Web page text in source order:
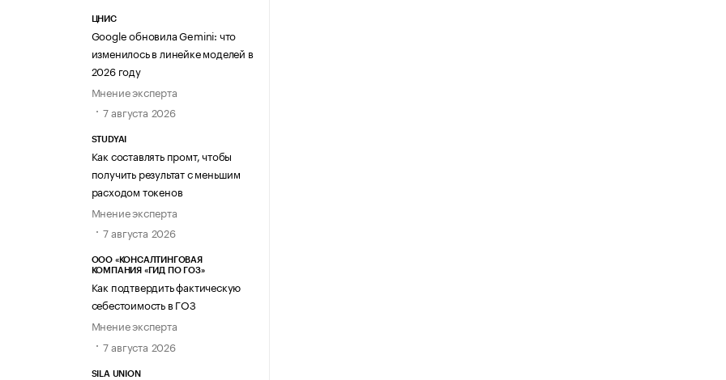
ЦНИС
Google обновила Gemini: что
изменилось в линейке моделей в
2026 году
Мнение эксперта
7 августа 2026
STUDYAI
Как составлять промт, чтобы
получить результат с меньшим
расходом токенов
Мнение эксперта
7 августа 2026
ООО «КОНСАЛТИНГОВАЯ
КОМПАНИЯ «ГИД ПО ГОЗ»
Как подтвердить фактическую
себестоимость в ГОЗ
Мнение эксперта
7 августа 2026
SILA UNION